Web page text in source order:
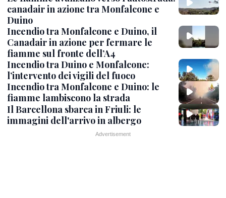
canadair in azione tra Monfalcone e
Duino
Incendio tra Monfalcone e Duino, il
Canadair in azione per fermare le
fiamme sul fronte dell’A4
Incendio tra Duino e Monfalcone:
l’intervento dei vigili del fuoco
Incendio tra Monfalcone e Duino: le
fiamme lambiscono la strada
Il Barcellona sbarca in Friuli: le
immagini dell'arrivo in albergo